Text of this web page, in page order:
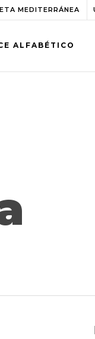
MEDITERRÁNEA
ALFABÉTICO